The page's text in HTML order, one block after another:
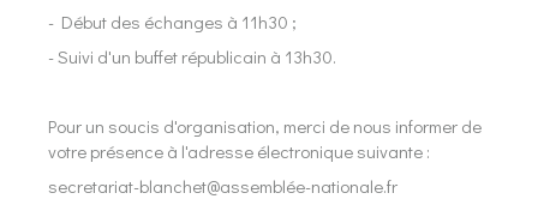
- Début des échanges à 11h30 ;
- Suivi d'un buffet républicain à 13h30.
Pour un soucis d'organisation, merci de nous informer de
votre présence à l'adresse électronique suivante :
secretariat-blanchet@assemblée-nationale.fr